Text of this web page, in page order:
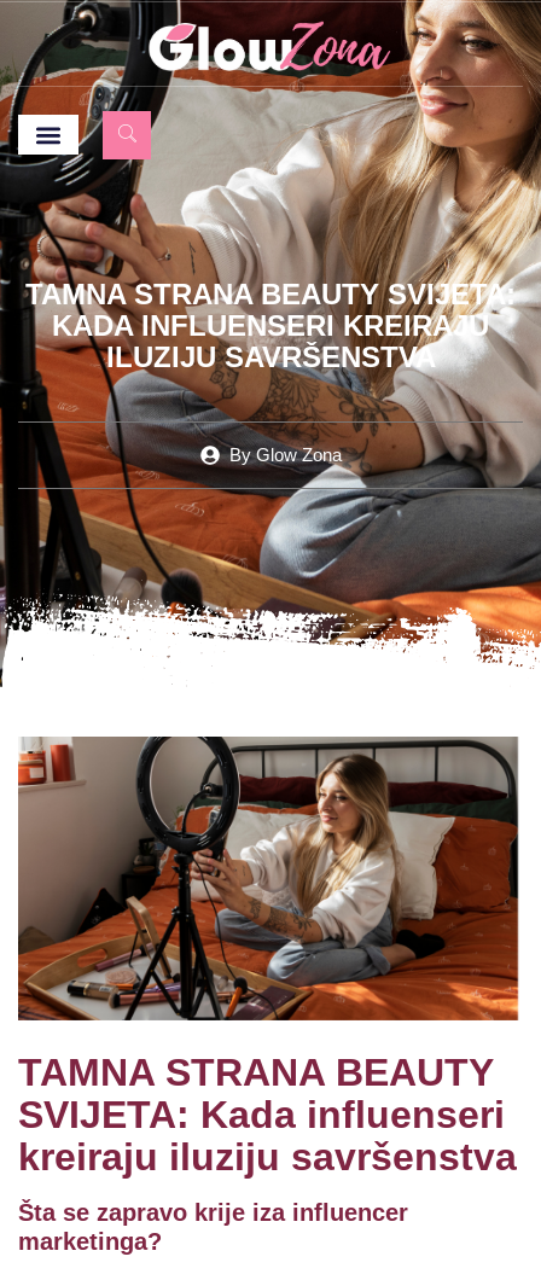
TAMNA STRANA BEAUTY SVIJETA:
KADA INFLUENSERI KREIRAJU
ILUZIJU SAVRŠENSTVA
ByGlow Zona
TAMNA STRANA BEAUTY
SVIJETA: Kada influenseri
kreiraju iluziju savršenstva
Šta se zapravo krije iza influencer
marketinga?